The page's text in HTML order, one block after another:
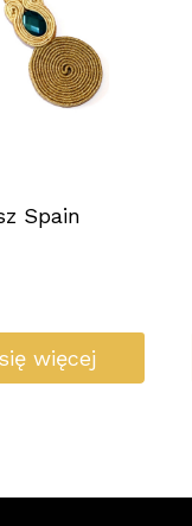
Spain
więcej